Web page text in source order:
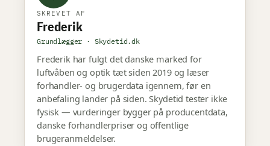
SKREVET AF
Frederik
Grundlægger · Skydetid.dk
Frederik har fulgt det danske marked for
luftvåben og optik tæt siden 2019 og læser
forhandler- og brugerdata igennem, før en
anbefaling lander på siden. Skydetid tester ikke
fysisk — vurderinger bygger på producentdata,
danske forhandlerpriser og offentlige
brugeranmeldelser.